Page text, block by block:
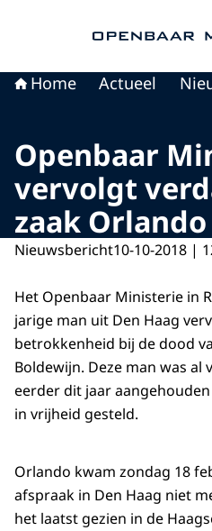
Home Actueel
Openbaar
vervolgt
zaak
Nieuwsbericht10-10-2018 |
Het Openbaar Ministerie in
jarige man uit Den Haag
betrokkenheid bij de dood
Boldewijn. Deze man was al
eerder dit jaar
in vrijheid gesteld.
Orlando kwam zondag 18
afspraak in Den Haag niet
het laatst gezien in de